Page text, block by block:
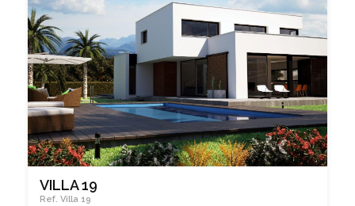
VILLA 19
Ref. Villa 19